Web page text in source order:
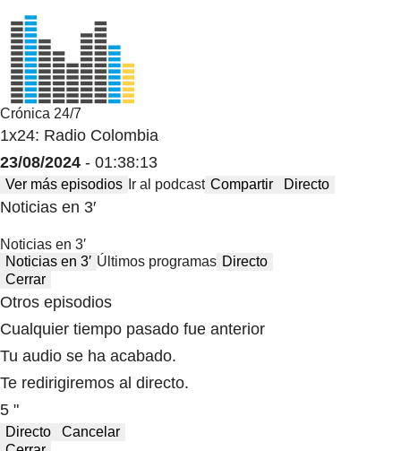
Crónica 24/7
1x24: Radio Colombia
23/08/2024 - 01:38:13
Ver más episodios Ir al podcast Compartir Directo
Noticias en 3′
Noticias en 3′
Noticias en 3′ Últimos programas Directo
Cerrar
Otros episodios
Cualquier tiempo pasado fue anterior
Tu audio se ha acabado.
Te redirigiremos al directo.
5 "
Directo
Cancelar